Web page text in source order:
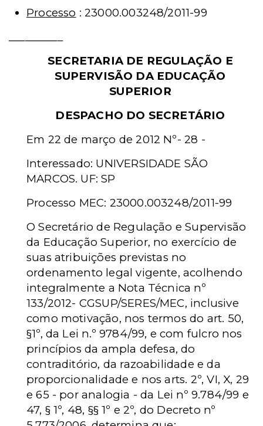
Processo : 23000.003248/2011-99
SECRETARIA DE REGULAÇÃO E
SUPERVISÃO DA EDUCAÇÃO
SUPERIOR
DESPACHO DO SECRETÁRIO
Em 22 de março de 2012 Nº- 28 -
Interessado: UNIVERSIDADE SÃO
MARCOS. UF: SP
Processo MEC: 23000.003248/2011-99
O Secretário de Regulação e Supervisão
da Educação Superior, no exercício de
suas atribuições previstas no
ordenamento legal vigente, acolhendo
integralmente a Nota Técnica nº
133/2012- CGSUP/SERES/MEC, inclusive
como motivação, nos termos do art. 50,
§1º, da Lei n.º 9784/99, e com fulcro nos
princípios da ampla defesa, do
contraditório, da razoabilidade e da
proporcionalidade e nos arts. 2º, VI, X, 29
e 65 - por analogia - da Lei nº 9.784/99 e
47, § 1º, 48, §§ 1º e 2º, do Decreto nº